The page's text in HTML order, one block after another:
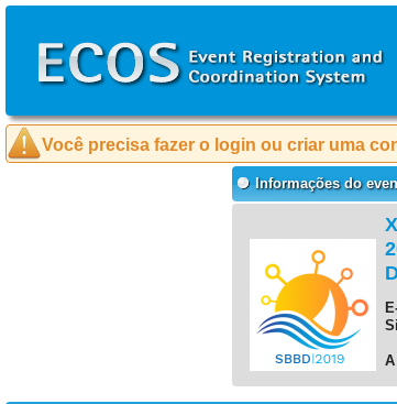
Você precisa fazer o login ou criar uma
Informações do